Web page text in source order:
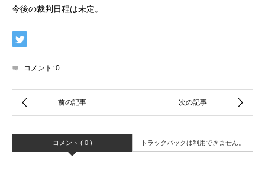
今後の裁判日程は未定。
コメント: 0
コメント ( 0 ) トラックバックは利用できません。